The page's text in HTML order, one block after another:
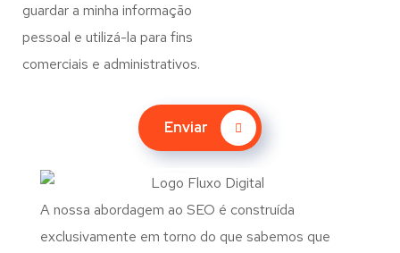
guardar a minha informação
pessoal e utilizá-la para fins
comerciais e administrativos.
Enviar
A nossa abordagem ao SEO é construída
exclusivamente em torno do que sabemos que